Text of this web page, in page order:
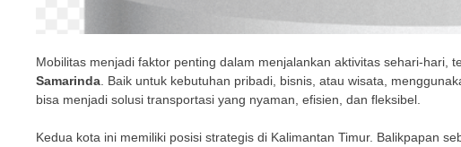
Mobilitas menjadi faktor penting dalam menjalankan aktivitas sehari-hari,
Samarinda. Baik untuk kebutuhan pribadi, bisnis, atau wisata,
bisa menjadi solusi transportasi yang nyaman, efisien, dan fleksibel.
Kedua kota ini memiliki posisi strategis di Kalimantan Timur. Balikpapan